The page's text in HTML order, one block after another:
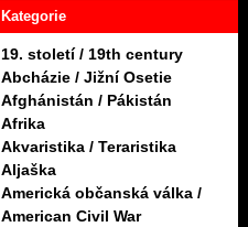
Kategorie
19. století / 19th century
Abcházie / Jižní Osetie
Afghánistán / Pákistán
Afrika
Akvaristika / Teraristika
Aljaška
Americká občanská válka /
American Civil War